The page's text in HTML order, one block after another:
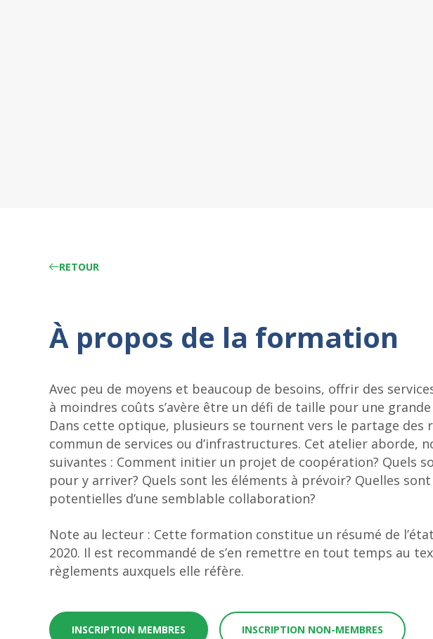
RETOUR
À propos de la formation
Avec peu de moyens et beaucoup de besoins, offrir des
à moindres coûts s’avère être un défi de taille pour une
Dans cette optique, plusieurs se tournent vers le partage des
commun de services ou d’infrastructures. Cet atelier aborde,
suivantes : Comment initier un projet de coopération? Quels
pour y arriver? Quels sont les éléments à prévoir? Quelles sont
potentielles d’une semblable collaboration?
Note au lecteur : Cette formation constitue un résumé de
2020. Il est recommandé de s’en remettre en tout temps au
règlements auxquels elle réfère.
INSCRIPTION MEMBRES INSCRIPTION NON-MEMBRES